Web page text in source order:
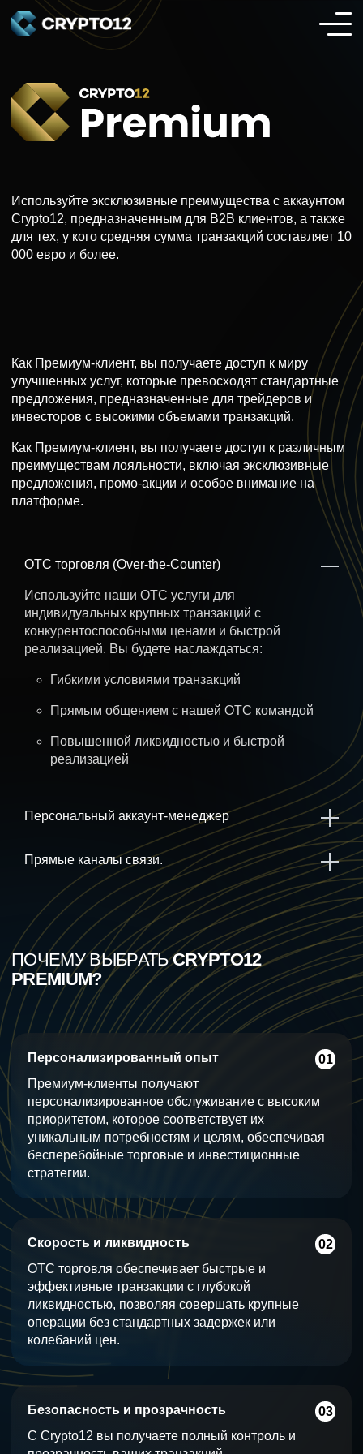
Используйте эксклюзивные преимущества с аккаунтом
Crypto12, предназначенным для B2B клиентов, а также
для тех, у кого средняя сумма транзакций составляет 10
000 евро и более.
Как Премиум-клиент, вы получаете доступ к миру
улучшенных услуг, которые превосходят стандартные
предложения, предназначенные для трейдеров и
инвесторов с высокими объемами транзакций.
Как Премиум-клиент, вы получаете доступ к различным
преимуществам лояльности, включая эксклюзивные
предложения, промо-акции и особое внимание на
платформе.
OTC торговля (Over-the-Counter)
Используйте наши OTC услуги для
индивидуальных крупных транзакций с
конкурентоспособными ценами и быстрой
реализацией. Вы будете наслаждаться:
Гибкими условиями транзакций
Прямым общением с нашей OTC командой
Повышенной ликвидностью и быстрой
реализацией
Персональный аккаунт-менеджер
Прямые каналы связи.
ПОЧЕМУ ВЫБРАТЬCRYPTO12
PREMIUM?
Персонализированный опыт
01
Премиум-клиенты получают
персонализированное обслуживание с высоким
приоритетом, которое соответствует их
уникальным потребностям и целям, обеспечивая
бесперебойные торговые и инвестиционные
стратегии.
Скорость и ликвидность
02
OTC торговля обеспечивает быстрые и
эффективные транзакции с глубокой
ликвидностью, позволяя совершать крупные
операции без стандартных задержек или
колебаний цен.
Безопасность и прозрачность
03
С Crypto12 вы получаете полный контроль и